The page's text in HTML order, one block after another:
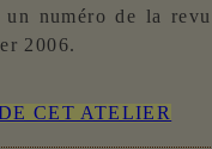
numéro de la
2006.
CET ATELIER